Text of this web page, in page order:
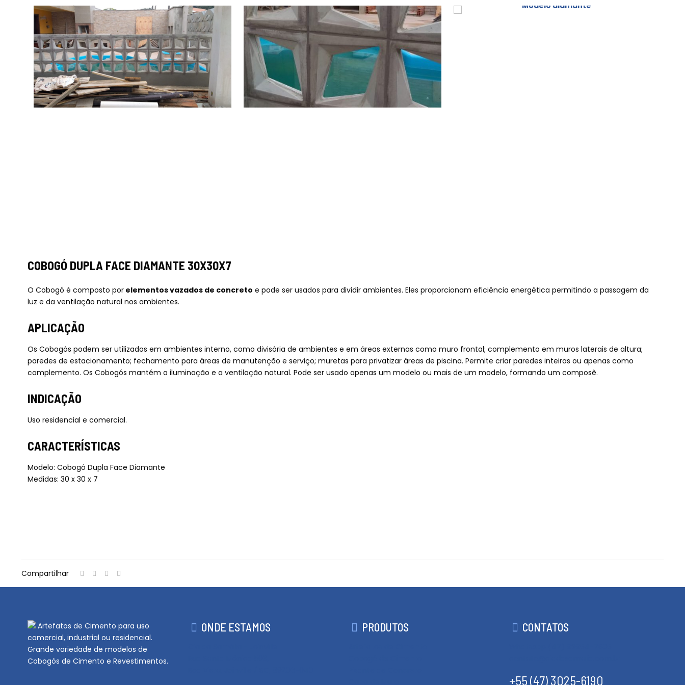
COBOGÓ DUPLA FACE DIAMANTE 30X30X7
O Cobogó é composto por elementos vazados de concreto e pode ser usados para dividir ambientes. Eles proporcionam eficiência energética permitindo a passagem da
luz e da ventilação natural nos ambientes.
APLICAÇÃO
Os Cobogós podem ser utilizados em ambientes interno, como divisória de ambientes e em áreas externas como muro frontal; complemento em muros laterais de altura;
paredes de estacionamento; fechamento para áreas de manutenção e serviço; muretas para privatizar áreas de piscina. Permite criar paredes inteiras ou apenas como
complemento. Os Cobogós mantém a iluminação e a ventilação natural. Pode ser usado apenas um modelo ou mais de um modelo, formando um composê.
INDICAÇÃO
Uso residencial e comercial.
CARACTERÍSTICAS
Modelo: Cobogó Dupla Face Diamante
Medidas: 30 x 30 x 7
Compartilhar
Artefatos de Cimento para uso
comercial, industrial ou residencial.
Grande variedade de modelos de
Cobogós de Cimento e Revestimentos.
ONDE ESTAMOS PRODUTOS CONTATOS
+55 (47) 3025-6190